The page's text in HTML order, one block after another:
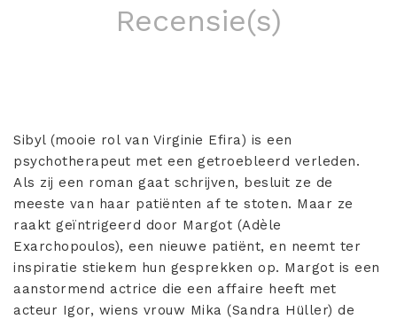
Recensie(s)
Sibyl (mooie rol van Virginie Efira) is een
psychotherapeut met een getroebleerd verleden.
Als zij een roman gaat schrijven, besluit ze de
meeste van haar patiënten af te stoten. Maar ze
raakt geïntrigeerd door Margot (Adèle
Exarchopoulos), een nieuwe patiënt, en neemt ter
inspiratie stiekem hun gesprekken op. Margot is een
aanstormend actrice die een affaire heeft met
acteur Igor, wiens vrouw Mika (Sandra Hüller) de